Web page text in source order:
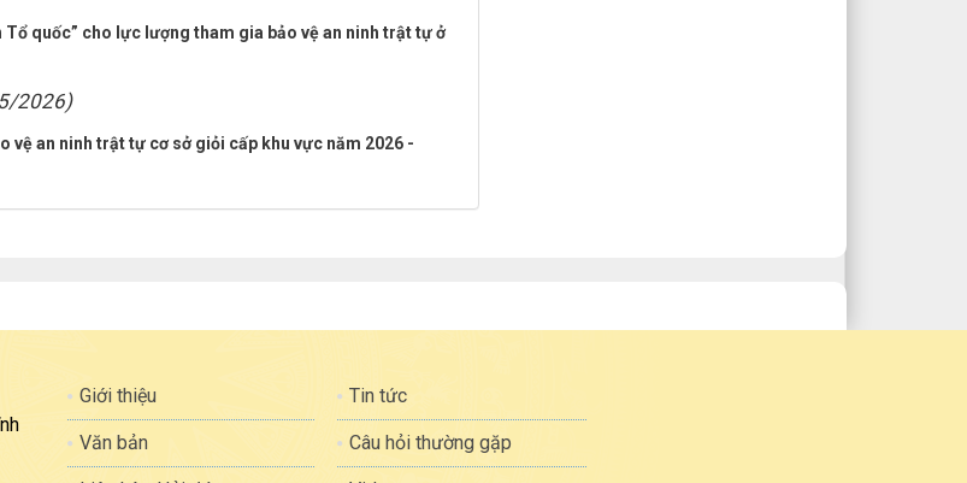
quốc” cho lực lượng tham gia bảo vệ an ninh trật tự ở
2026)
an ninh trật tự cơ sở giỏi cấp khu vực năm 2026 -
Giới thiệu Tin tức
Văn bản Câu hỏi thường gặp